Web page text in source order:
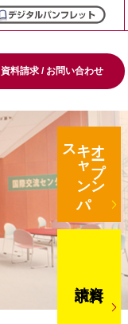
資料請求 / お問い合わせ
オープン
キ
ャ
ン
パ
ス